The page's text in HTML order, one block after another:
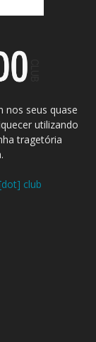
nos seus quase
utilizando
tragetória
club